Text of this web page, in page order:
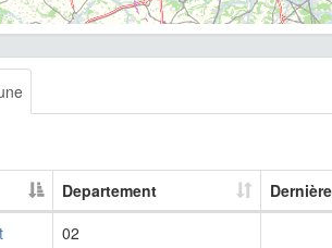
Departement
02